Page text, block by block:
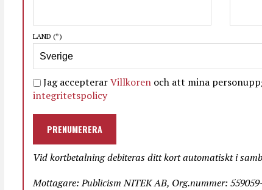
LAND (*)
Jag accepterarVillkoren och att mina
integritetspolicy
PRENUMERERA
Vid kortbetalning debiteras ditt kort automatiskt i
Mottagare: Publicism NITEK AB, Org.nummer: